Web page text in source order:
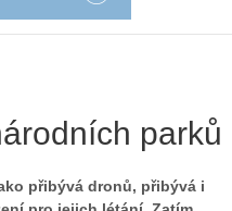
parků
přibývá dronů, přibývá i